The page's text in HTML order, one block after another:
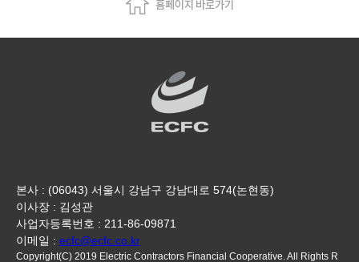
본사 : (06043) 서울시 강남구 강남대로 574(논현동)
이사장 : 김성관
사업자등록번호 : 211-86-09871
이메일 : ecfc@ecfc.co.kr
Copyright(C) 2019 Electric Contractors Financial Cooperative. All Rights R